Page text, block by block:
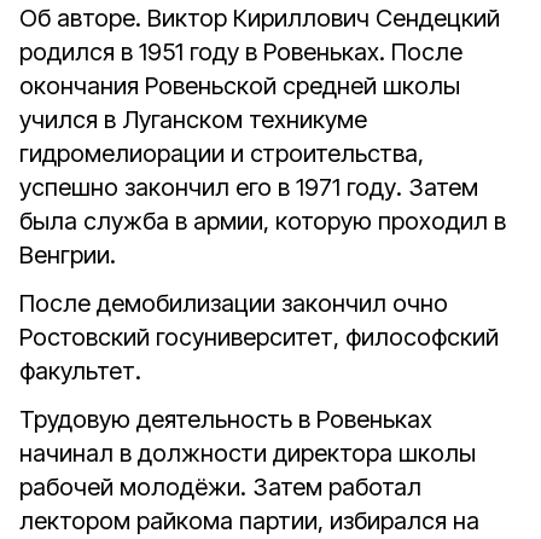
Об авторе. Виктор Кириллович Сендецкий
родился в 1951 году в Ровеньках. После
окончания Ровеньской средней школы
учился в Луганском техникуме
гидромелиорации и строительства,
успешно закончил его в 1971 году. Затем
была служба в армии, которую проходил в
Венгрии.
После демобилизации закончил очно
Ростовский госуниверситет, философский
факультет.
Трудовую деятельность в Ровеньках
начинал в должности директора школы
рабочей молодёжи. Затем работал
лектором райкома партии, избирался на